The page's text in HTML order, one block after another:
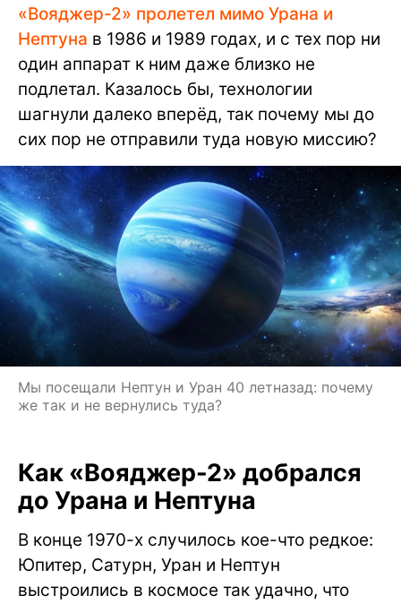
«Вояджер-2» пролетел мимо Урана и
Нептуна в 1986 и 1989 годах, и с тех пор ни
один аппарат к ним даже близко не
подлетал. Казалось бы, технологии
шагнули далеко вперёд, так почему мы до
сих пор не отправили туда новую миссию?
Мы посещали Нептун и Уран 40 летназад: почему
же так и не вернулись туда?
Как «Вояджер-2» добрался
до Урана и Нептуна
В конце 1970-х случилось кое-что редкое:
Юпитер, Сатурн, Уран и Нептун
выстроились в космосе так удачно, что